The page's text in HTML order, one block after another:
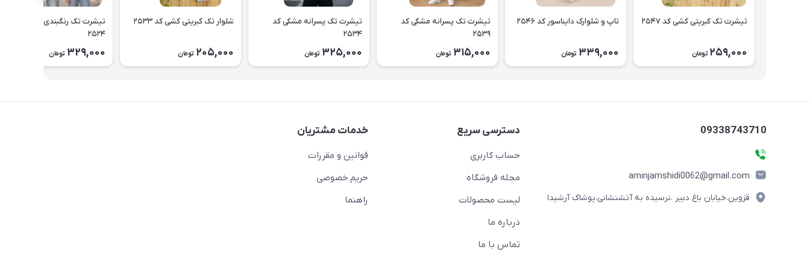
تیشرت تک کبریتی کشی کد ۲۵۴۷
259,000 تومان
تاپ و شلوارک دایناسور کد ۲۵۴۶
339,000 تومان
تیشرت تک پسرانه مشکی کد
۲۵۳۹
315,000 تومان
تیشرت تک پسرانه مشکی کد
۲۵۳۴
325,000 تومان
شلوار تک کبریتی کشی کد ۲۵۳۳
205,000 تومان
تیشرت تک رنگبندی اسپرت کد
۲۵۲۴
329,000 تومان
09338743710
aminjamshidi0062@gmail.com
قزوین.خیابان باغ دبیر .نرسیده به آتشنشانی.پوشاک آرشیدا
دسترسی سریع
حساب کاربری
مجله فروشگاه
لیست محصولات
درباره ما
تماس با ما
خدمات مشتریان
قوانین و مقررات
حریم خصوصی
راهنما